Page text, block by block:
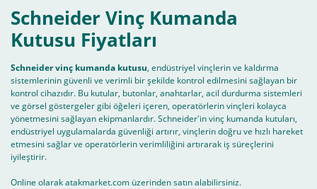
Schneider Vinç Kumanda
Kutusu Fiyatları
Schneider vinç kumanda kutusu, endüstriyel vinçlerin ve kaldırma
sistemlerinin güvenli ve verimli bir şekilde kontrol edilmesini sağlayan bir
kontrol cihazıdır. Bu kutular, butonlar, anahtarlar, acil durdurma sistemleri
ve görsel göstergeler gibi öğeleri içeren, operatörlerin vinçleri kolayca
yönetmesini sağlayan ekipmanlardır. Schneider'in vinç kumanda kutuları,
endüstriyel uygulamalarda güvenliği artırır, vinçlerin doğru ve hızlı hareket
etmesini sağlar ve operatörlerin verimliliğini artırarak iş süreçlerini
iyileştirir.
Online olarak atakmarket.com üzerinden satın alabilirsiniz.